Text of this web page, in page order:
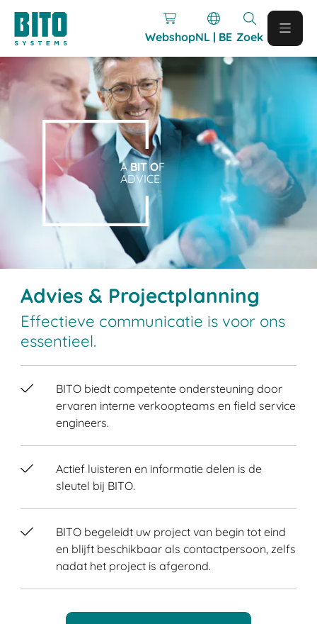
WebshopNL | BE Zoek
ABIT OF
ADVICE.
Advies & Projectplanning
Effectieve communicatie is voor ons
essentieel.
BITO biedt competente ondersteuning door
ervaren interne verkoopteams en field service
engineers.
Actief luisteren en informatie delen is de
sleutel bij BITO.
BITO begeleidt uw project van begin tot eind
en blijft beschikbaar als contactpersoon, zelfs
nadat het project is afgerond.